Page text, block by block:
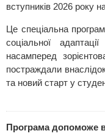
вступників 2026 року
Це спеціальна
соціальної
насамперед
постраждали
та новий старт у
Програма допоможе